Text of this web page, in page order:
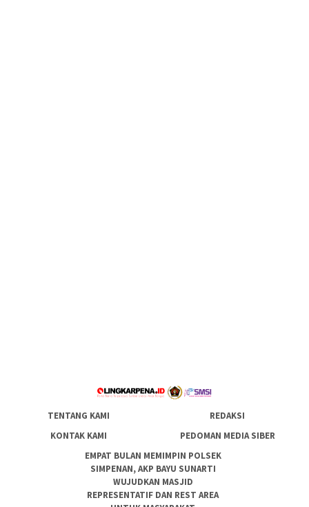
TENTANG KAMI
REDAKSI
KONTAK KAMI
PEDOMAN MEDIA SIBER
EMPAT BULAN MEMIMPIN POLSEK
SIMPENAN, AKP BAYU SUNARTI
WUJUDKAN MASJID
REPRESENTATIF DAN REST AREA